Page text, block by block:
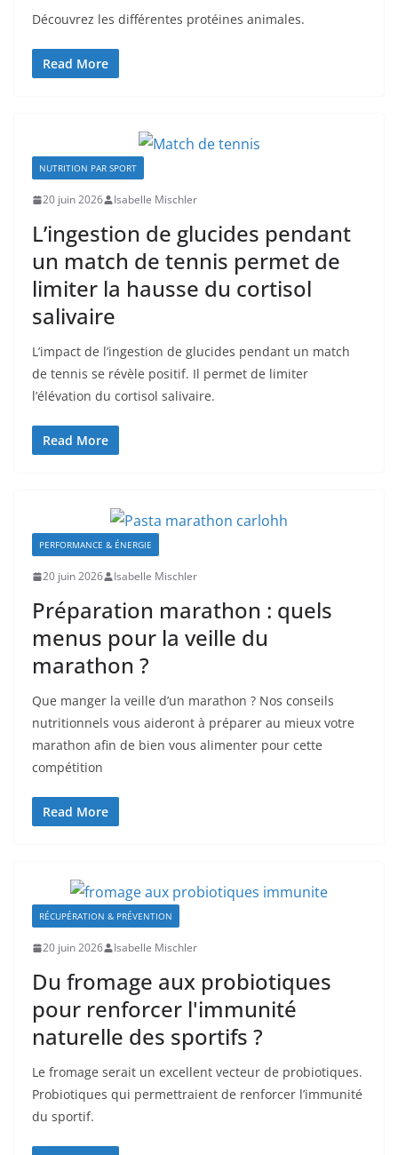
Découvrez les différentes protéines animales.
Read More
NUTRITION PAR SPORT
20 juin 2026 Isabelle Mischler
L’ingestion de glucides pendant
un match de tennis permet de
limiter la hausse du cortisol
salivaire
L’impact de l’ingestion de glucides pendant un match
de tennis se révèle positif. Il permet de limiter
l’élévation du cortisol salivaire.
Read More
PERFORMANCE & ÉNERGIE
20 juin 2026 Isabelle Mischler
Préparation marathon : quels
menus pour la veille du
marathon ?
Que manger la veille d’un marathon ? Nos conseils
nutritionnels vous aideront à préparer au mieux votre
marathon afin de bien vous alimenter pour cette
compétition
Read More
RÉCUPÉRATION & PRÉVENTION
20 juin 2026 Isabelle Mischler
Du fromage aux probiotiques
pour renforcer l'immunité
naturelle des sportifs ?
Le fromage serait un excellent vecteur de probiotiques.
Probiotiques qui permettraient de renforcer l’immunité
du sportif.